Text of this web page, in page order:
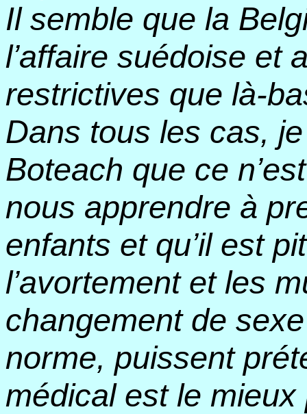
Il semble que la
l’affaire suédoise et
restrictives que là-
Dans tous les cas,
Boteach que ce
nous apprendre à
enfants et qu’il est
l’avortement et les
changement de
norme, puissent
médical est le